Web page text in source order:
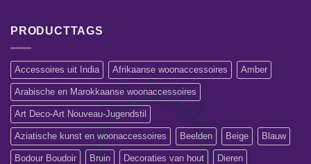
PRODUCTTAGS
Accessoires uit India Afrikaanse woonaccessoires Amber
Arabische en Marokkaanse woonaccessoires
Art Deco-Art Nouveau-Jugendstil
Aziatische kunst en woonaccessoires Beelden Beige Blauw
Bodour Boudoir Bruin Decoraties van hout Dieren